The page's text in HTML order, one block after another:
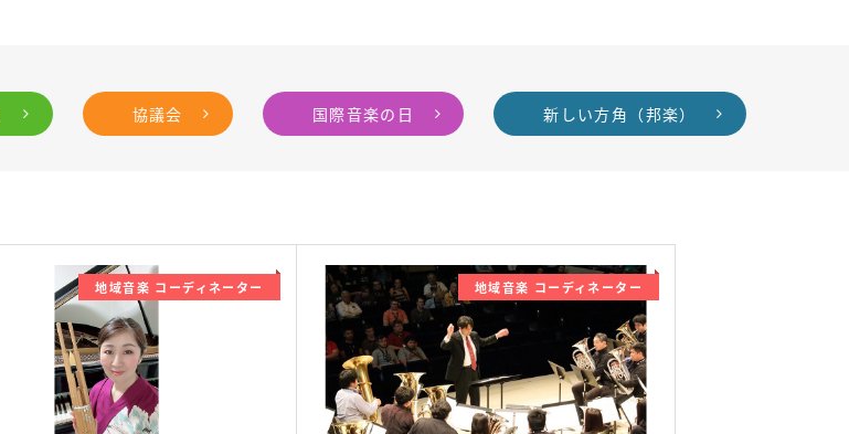
協議会 国際音楽の日 新しい方角（邦楽）
地域音楽 コーディネーター 地域音楽 コーディネーター